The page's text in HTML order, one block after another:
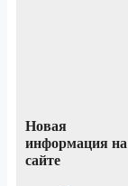
Новая
информация на
сайте